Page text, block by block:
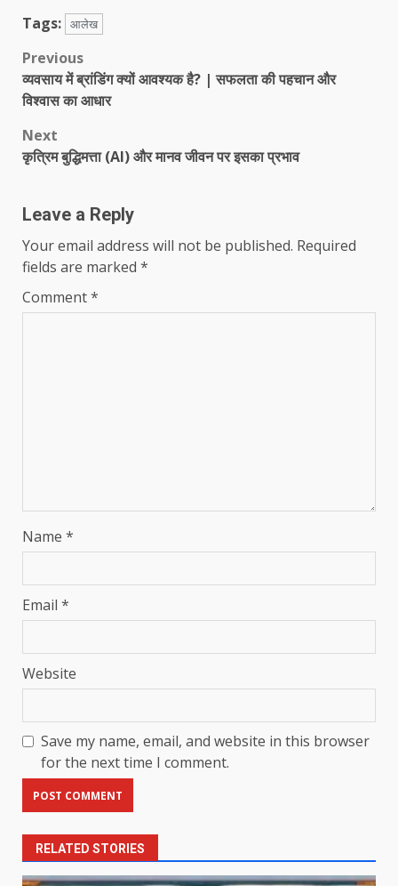
Tags: आलेख
Post
navigation
Previous
व्यवसाय में ब्रांडिंग क्यों आवश्यक है? | सफलता की पहचान और
विश्वास का आधार
Next
कृत्रिम बुद्धिमत्ता (AI) और मानव जीवन पर इसका प्रभाव
Leave a Reply
Your email address will not be published. Required
fields are marked *
Comment*
Name *
Email *
Website
Save my name, email, and website in this browser
for the next time I comment.
RELATED STORIES